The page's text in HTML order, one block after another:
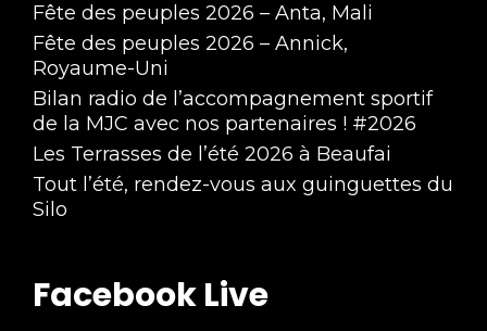
Fête des peuples 2026 – Anta, Mali
Fête des peuples 2026 – Annick,
Royaume-Uni
Bilan radio de l’accompagnement sportif
de la MJC avec nos partenaires ! #2026
Les Terrasses de l’été 2026 à Beaufai
Tout l’été, rendez-vous aux guinguettes du
Silo
Facebook Live